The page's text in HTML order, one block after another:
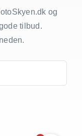
og
tilbud.